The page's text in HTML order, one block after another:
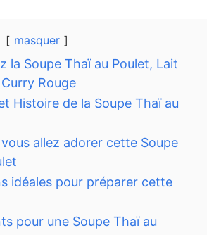
masquer
la Soupe Thaï au Poulet, Lait
Rouge
Histoire de la Soupe Thaï au
allez adorer cette Soupe
idéales pour préparer cette
pour une Soupe Thaï au